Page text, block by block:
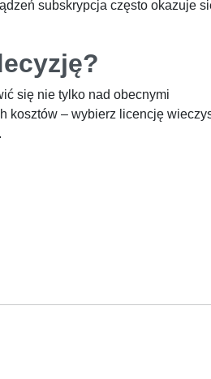
subskrypcja często okazuje
się nie tylko nad obecnymi
kosztów – wybierz licencję